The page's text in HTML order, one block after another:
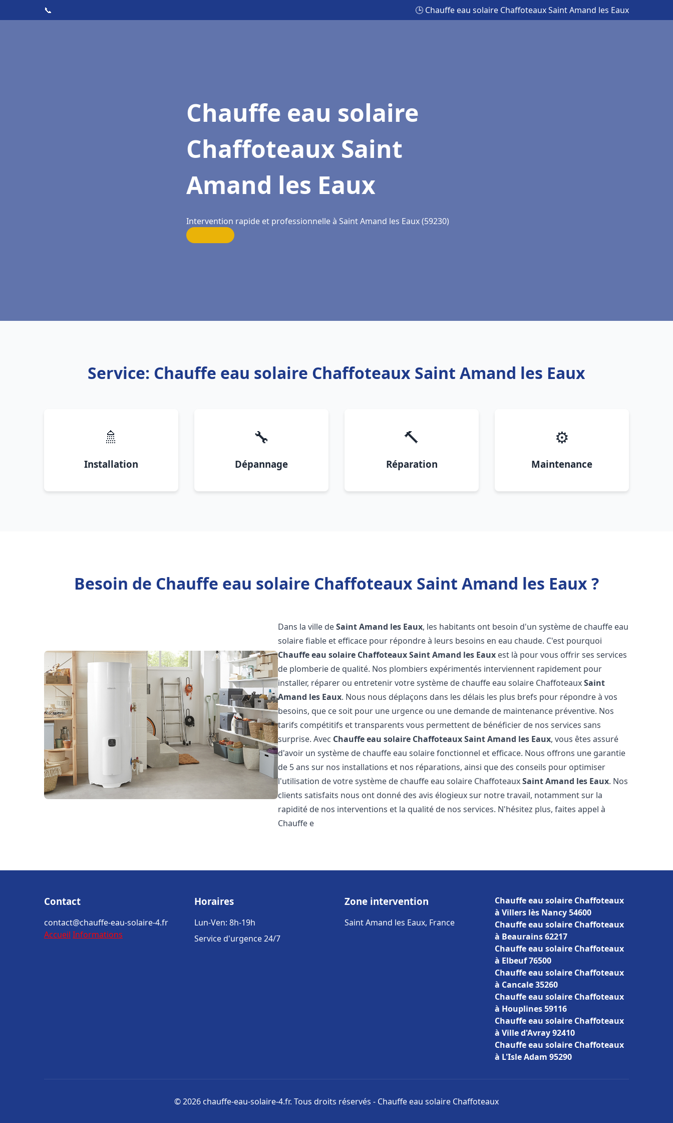
📞 🕒 Chauffe eau solaire Chaffoteaux Saint Amand les Eaux
Chauffe eau solaire
Chaffoteaux Saint
Amand les Eaux
Intervention rapide et professionnelle à Saint Amand les Eaux (59230)
Service: Chauffe eau solaire Chaffoteaux Saint Amand les Eaux
🚿
Installation
🔧
Dépannage
🔨
Réparation
⚙️
Maintenance
Besoin de Chauffe eau solaire Chaffoteaux Saint Amand les Eaux ?
Dans la ville deSaint Amand les Eaux, les habitants ont besoin d'un système de chauffe eau
solaire fiable et efficace pour répondre à leurs besoins en eau chaude. C'est pourquoi
Chauffe eau solaire ChaffoteauxSaint Amand les Eaux est là pour vous offrir ses services
de plomberie de qualité. Nos plombiers expérimentés interviennent rapidement pour
installer, réparer ou entretenir votre système de chauffe eau solaire ChaffoteauxSaint
Amand les Eaux. Nous nous déplaçons dans les délais les plus brefs pour répondre à vos
besoins, que ce soit pour une urgence ou une demande de maintenance préventive. Nos
tarifs compétitifs et transparents vous permettent de bénéficier de nos services sans
surprise. Avec Chauffe eau solaire ChaffoteauxSaint Amand les Eaux, vous êtes assuré
d'avoir un système de chauffe eau solaire fonctionnel et efficace. Nous offrons une garantie
de 5 ans sur nos installations et nos réparations, ainsi que des conseils pour optimiser
l'utilisation de votre système de chauffe eau solaire ChaffoteauxSaint Amand les Eaux. Nos
clients satisfaits nous ont donné des avis élogieux sur notre travail, notamment sur la
rapidité de nos interventions et la qualité de nos services. N'hésitez plus, faites appel à
Chauffe e
Contact
contact@chauffe-eau-solaire-4.fr
Accueil Informations
Horaires
Lun-Ven: 8h-19h
Service d'urgence 24/7
Zone intervention
Saint Amand les Eaux, France
Chauffe eau solaire Chaffoteaux
à Villers lès Nancy 54600
Chauffe eau solaire Chaffoteaux
à Beaurains 62217
Chauffe eau solaire Chaffoteaux
à Elbeuf 76500
Chauffe eau solaire Chaffoteaux
à Cancale 35260
Chauffe eau solaire Chaffoteaux
à Houplines 59116
Chauffe eau solaire Chaffoteaux
à Ville d'Avray 92410
Chauffe eau solaire Chaffoteaux
à L'Isle Adam 95290
© 2026 chauffe-eau-solaire-4.fr. Tous droits réservés - Chauffe eau solaire Chaffoteaux